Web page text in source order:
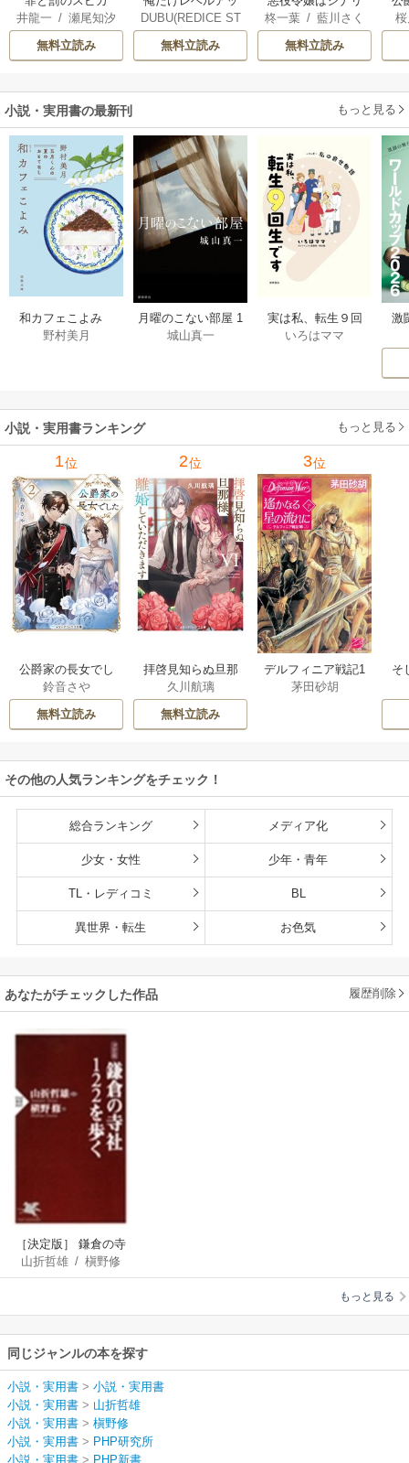
井龍一 /瀬尾知汐
無料立読み
プな件
DUBU(REDICE ST
UDIO)/Chugong/
h-goon
無料立読み
オを知らない ～乙
女ゲームの世界で
真実の恋を探しま
柊一葉 /藍川さく
ら
無料立読み
は
小説・実用書の最新刊 もっと見る
和カフェこよみ
五月くんの夏のお
野村美月
月曜のこない部屋 1
巻
城山真一
実は私、転生９回
生です マンガ
いろはママ
激
小説・実用書ランキング もっと見る
1位
公爵家の長女でし
た
鈴音さや
無料立読み
2位
拝啓見知らぬ旦那
様、離婚していた
だきます
久川航璃
無料立読み
3位
デルフィニア戦記1
茅田砂胡
そ
その他の人気ランキングをチェック！
総合ランキング メディア化
少女・女性 少年・青年
TL・レディコミ BL
異世界・転生 お色気
あなたがチェックした作品 履歴削除
［決定版］ 鎌倉の寺
社122を歩く
山折哲雄 /槇野修
もっと見る
同じジャンルの本を探す
小説・実用書 > 小説・実用書
小説・実用書 > 山折哲雄
小説・実用書 > 槇野修
小説・実用書 > PHP研究所
小説・実用書 > PHP新書